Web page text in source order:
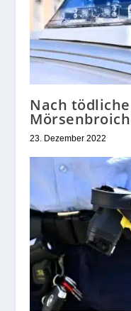
Nach
23. Dezember 2022